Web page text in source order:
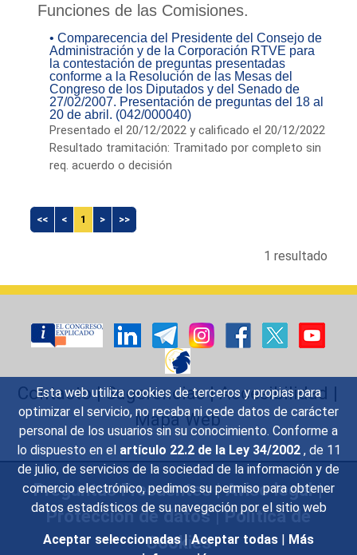
Esta web utiliza cookies de terceros y propias para
optimizar el servicio, no recaba ni cede datos de carácter
personal de los usuarios sin su conocimiento. Conforme a
lo dispuesto en el artículo 22.2 de la Ley 34/2002 , de 11
de julio, de servicios de la sociedad de la información y de
comercio electrónico, pedimos su permiso para obtener
datos estadísticos de su navegación por el sitio web
Aceptar seleccionadas | Aceptar todas | Más
Funciones de las Comisiones.
• Comparecencia del Presidente del Consejo de
Administración y de la Corporación RTVE para
la contestación de preguntas presentadas
conforme a la Resolución de las Mesas del
Congreso de los Diputados y del Senado de
27/02/2007. Presentación de preguntas del 18 al
20 de abril. (042/000040)
Presentado el 20/12/2022 y calificado el 20/12/2022
Resultado tramitación: Tramitado por completo sin
req. acuerdo o decisión
<< < 1 > >>
1 resultado
Contacto|Sugerencias|Accesibilidad |
Mapa Web
Preguntas Frecuentes|Aviso legal|
Protección de datos|Política de
Cookies